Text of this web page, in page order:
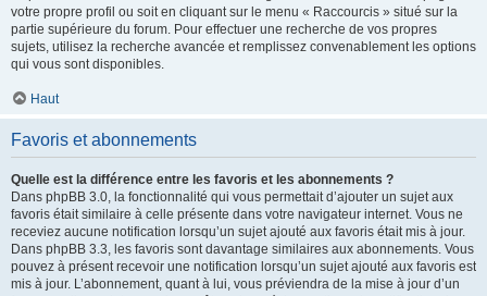
votre propre profil ou soit en cliquant sur le menu « Raccourcis » situé sur la
partie supérieure du forum. Pour effectuer une recherche de vos propres
sujets, utilisez la recherche avancée et remplissez convenablement les options
qui vous sont disponibles.
Haut
Favoris et abonnements
Quelle est la différence entre les favoris et les abonnements ?
Dans phpBB 3.0, la fonctionnalité qui vous permettait d’ajouter un sujet aux
favoris était similaire à celle présente dans votre navigateur internet. Vous ne
receviez aucune notification lorsqu’un sujet ajouté aux favoris était mis à jour.
Dans phpBB 3.3, les favoris sont davantage similaires aux abonnements. Vous
pouvez à présent recevoir une notification lorsqu’un sujet ajouté aux favoris est
mis à jour. L’abonnement, quant à lui, vous préviendra de la mise à jour d’un